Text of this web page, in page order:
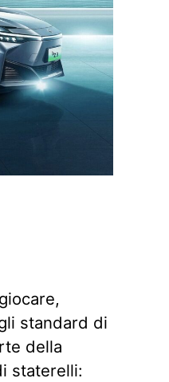
standard di
della
staterelli: